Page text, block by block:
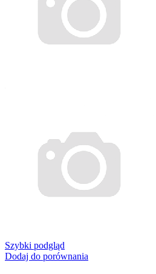
Szybki podgląd
Dodaj do porównania